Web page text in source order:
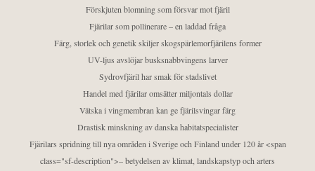
Förskjuten blomning som försvar mot fjäril
Fjärilar som pollinerare – en laddad fråga
Färg, storlek och genetik skiljer skogspärlemorfjärilens former
UV-ljus avslöjar busksnabbvingens larver
Sydrovfjäril har smak för stadslivet
Handel med fjärilar omsätter miljontals dollar
Vätska i vingmembran kan ge fjärilsvingar färg
Drastisk minskning av danska habitatspecialister
Fjärilars spridning till nya områden i Sverige och Finland under 120 år <span
class="sf-description">– betydelsen av klimat, landskapstyp och arters